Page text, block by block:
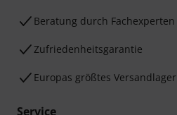
Beratung durch Fachexperten
Zufriedenheitsgarantie
Europas größtes Versandlager
Service